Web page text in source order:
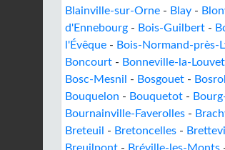
Blainville-sur-Orne - Blay -
d'Ennebourg - Bois-Guilbert -
l'Évêque - Bois-Normand-près-
Boncourt - Bonneville-la-Louvet
Bosc-Mesnil
- Bosgouet -
Bouquelon - Bouquetot -
Bournainville-Faverolles -
Breteuil
- Bretoncelles -